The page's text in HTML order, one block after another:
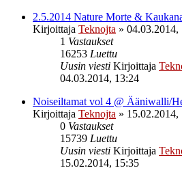
2.5.2014 Nature Morte &
Kirjoittaja Teknojta » 04.03.2014,
1 Vastaukset
16253 Luettu
Uusin viesti Kirjoittaja
04.03.2014, 13:24
Noiseiltamat vol 4 @ Ääniwalli/
Kirjoittaja Teknojta » 15.02.2014,
0 Vastaukset
15739 Luettu
Uusin viesti Kirjoittaja
15.02.2014, 15:35